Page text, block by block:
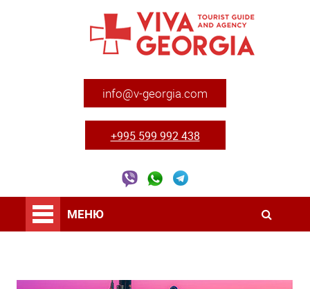
info@v-georgia.com
+995 599 992 438
МЕНЮ